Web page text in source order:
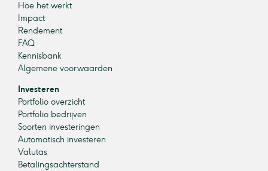
Hoe het werkt
Impact
Rendement
FAQ
Kennisbank
Algemene voorwaarden
Investeren
Portfolio overzicht
Portfolio bedrijven
Soorten investeringen
Automatisch investeren
Valutas
Betalingsachterstand